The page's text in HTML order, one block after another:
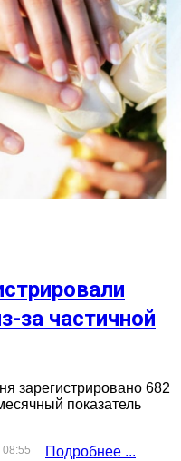
за частичной
зарегистрировано 682
показатель
08:55 Подробнее ...